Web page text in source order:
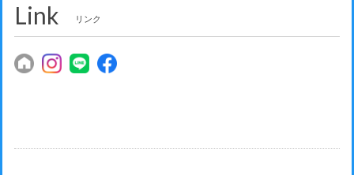
Link リンク